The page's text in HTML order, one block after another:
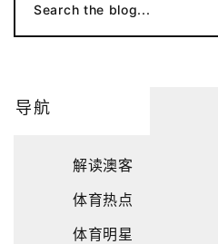
Search the blog...
导航
解读澳客
体育热点
体育明星